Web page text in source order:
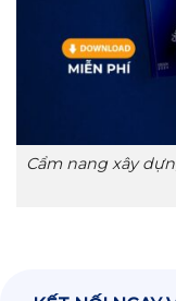
Cẩm nang xây